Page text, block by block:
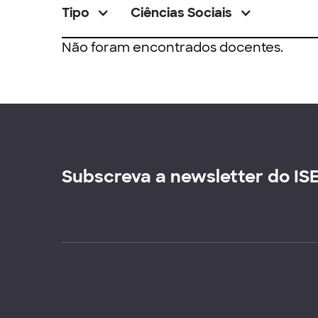
Tipo Ciências Sociais
Não foram encontrados docentes.
Subscreva a newsletter do